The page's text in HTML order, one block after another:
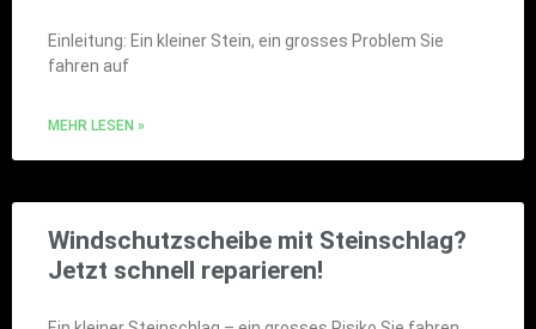
Einleitung: Ein kleiner Stein, ein grosses Problem Sie
fahren auf
MEHR LESEN »
Windschutzscheibe mit Steinschlag?
Jetzt schnell reparieren!